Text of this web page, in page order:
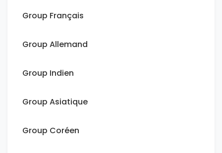
Group Français
Group Allemand
Group Indien
Group Asiatique
Group Coréen